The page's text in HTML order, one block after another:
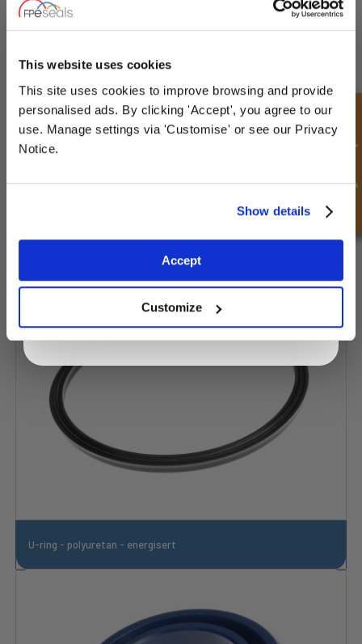
This website uses cookies
This site uses cookies to improve browsing and provide
personalised ads. By clicking 'Accept', you agree to our
use. Manage settings via 'Customise' or see our Privacy
Notice.
Show details
Accept
Customize
U-ring - gummi - symmetrisk
U-ring - polyuretan - energisert
Hurtigforespørsel
UNLOCK10% OFF
YOURFIRST ORDER
Sign up for special offers and exclusive
deals
By entering your email address you are agreeing to our
privacy policy.